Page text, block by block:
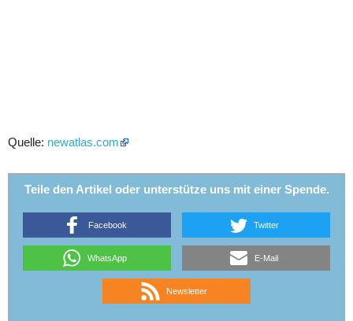
Quelle: newatlas.com
Teile den Artikel oder unterstütze uns mit einer Spende.
Facebook Twitter
WhatsApp E-Mail
Newsletter